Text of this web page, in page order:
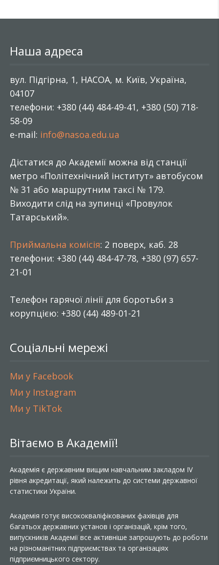
Наша адреса
вул. Підгірна, 1, НАСОА, м. Київ, Україна,
04107
телефони: +380 (44) 484-49-41, +380 (50) 718-
58-09
e-mail: info@nasoa.edu.ua
Дістатися до Академії можна від станції
метро «Політехнічний інститут» автобусом
№ 31 або маршрутним таксі № 179.
Виходити слід на зупинці «Провулок
Татарський».
Приймальна комісія: 2 поверх, каб. 28
телефони: +380 (44) 484-47-78, +380 (97) 657-
21-01
Телефон гарячої лінії для боротьби з
корупцією: +380 (44) 489-01-21
Соціальні мережі
Ми у Facebook
Ми у Instagram
Ми у TikTok
Вітаємо в Академії!
Академія є державним вищим навчальним закладом IV
рівня акредитації, який належить до системи державної
статистики України.
Академія готує висококваліфікованих фахівців для
багатьох державних установ і організацій, крім того,
випускників Академії все активніше запрошують до роботи
на різноманітних підприємствах та організаціях
підприємницького сектору.